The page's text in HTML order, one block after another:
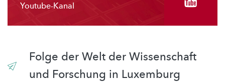
Youtube-Kanal
Folge der Welt der Wissenschaft
und Forschung in Luxemburg